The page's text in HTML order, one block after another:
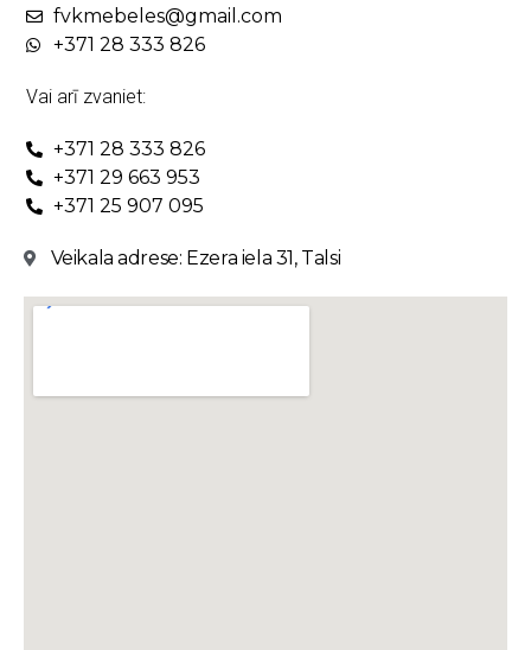
fvkmebeles@gmail.com
+371 28 333 826
Vai arī zvaniet:
+371 28 333 826
+371 29 663 953
+371 25 907 095
Veikala adrese: Ezera iela 31, Talsi